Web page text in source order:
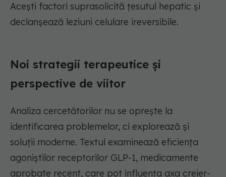
Acești factori suprasolicită țesutul hepatic și
declanșează leziuni celulare ireversibile.
Noi strategii terapeutice și
perspective de viitor
Analiza cercetătorilor nu se oprește la
identificarea problemelor, ci explorează și
soluții moderne. Textul examinează eficiența
agoniștilor receptorilor GLP-1, medicamente
aprobate recent, care pot influența axa creier-